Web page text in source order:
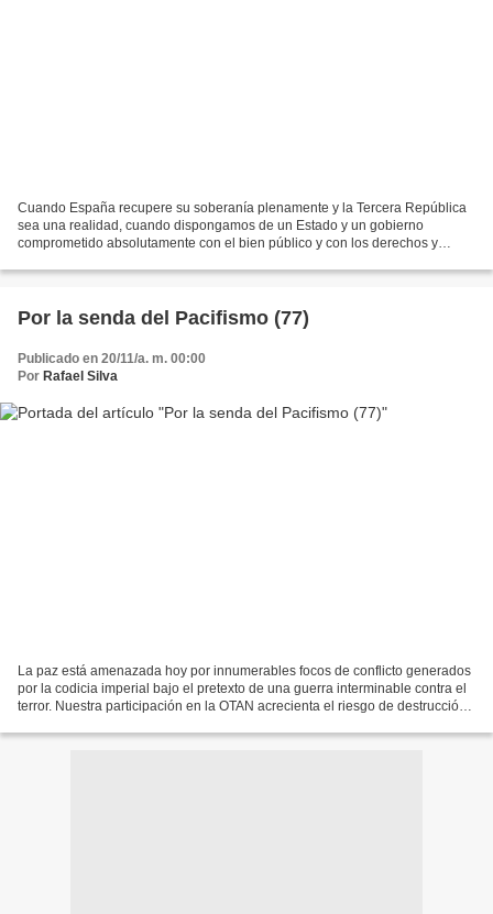
Cuando España recupere su soberanía plenamente y la Tercera República
sea una realidad, cuando dispongamos de un Estado y un gobierno
comprometido absolutamente con el bien público y con los derechos y
Por la senda del Pacifismo (77)
Publicado en 20/11/a. m. 00:00
Por Rafael Silva
La paz está amenazada hoy por innumerables focos de conflicto generados
por la codicia imperial bajo el pretexto de una guerra interminable contra el
terror. Nuestra participación en la OTAN acrecienta el riesgo de destrucción